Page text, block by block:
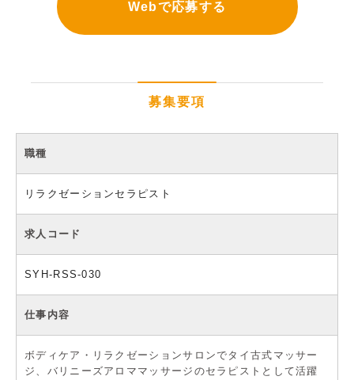
Webで応募する
募集要項
職種
リラクゼーションセラピスト
求人コード
SYH-RSS-030
仕事内容
ボディケア・リラクゼーションサロンでタイ古式マッサー
ジ、バリニーズアロママッサージのセラピストとして活躍